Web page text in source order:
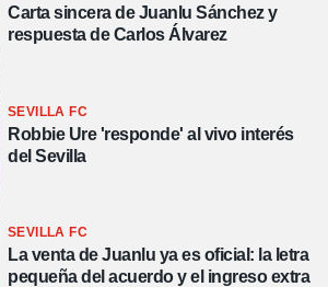
Carta sincera de Juanlu Sánchez y
respuesta de Carlos Álvarez
SEVILLA FC
Robbie Ure 'responde' al vivo interés
del Sevilla
SEVILLA FC
La venta de Juanlu ya es oficial: la letra
pequeña del acuerdo y el ingreso extra